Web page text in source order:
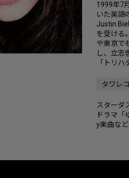
1999年7
いた英語
Justin
を受ける
や東京で
し、立志
「トリ
タワレ
スターダ
ドラマ
y楽曲な